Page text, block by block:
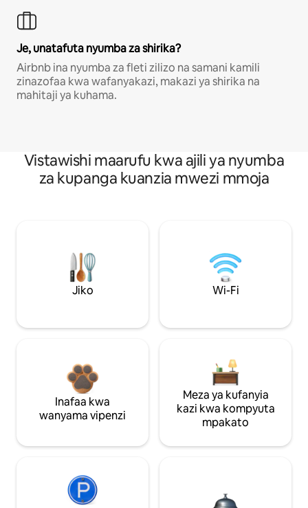
Je, unatafuta nyumba za shirika?
Airbnb ina nyumba za fleti zilizo na samani kamili
zinazofaa kwa wafanyakazi, makazi ya shirika na
mahitaji ya kuhama.
Vistawishi maarufu kwa ajili ya nyumba
za kupanga kuanzia mwezi mmoja
Jiko Wi-Fi
Inafaa kwa
wanyama vipenzi
Meza ya kufanyia
kazi kwa kompyuta
mpakato